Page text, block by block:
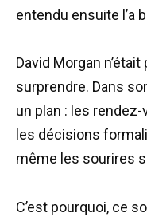
entendu ensuite l’a
David Morgan
surprendre. Dans
un plan : les rendez-
les décisions
même les sourires
C’est pourquoi, ce